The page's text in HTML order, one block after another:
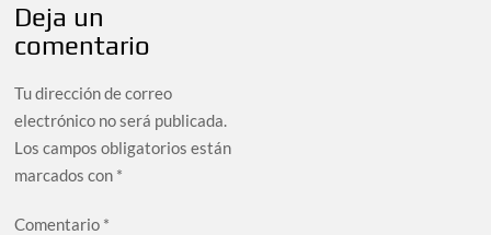
Deja un
comentario
Tu dirección de correo
electrónico no será publicada.
Los campos obligatorios están
marcados con *
Comentario *